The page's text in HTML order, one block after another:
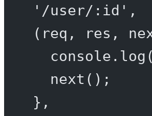
'/user/:id' ,
( req , res ,
console. log (
next ();
},